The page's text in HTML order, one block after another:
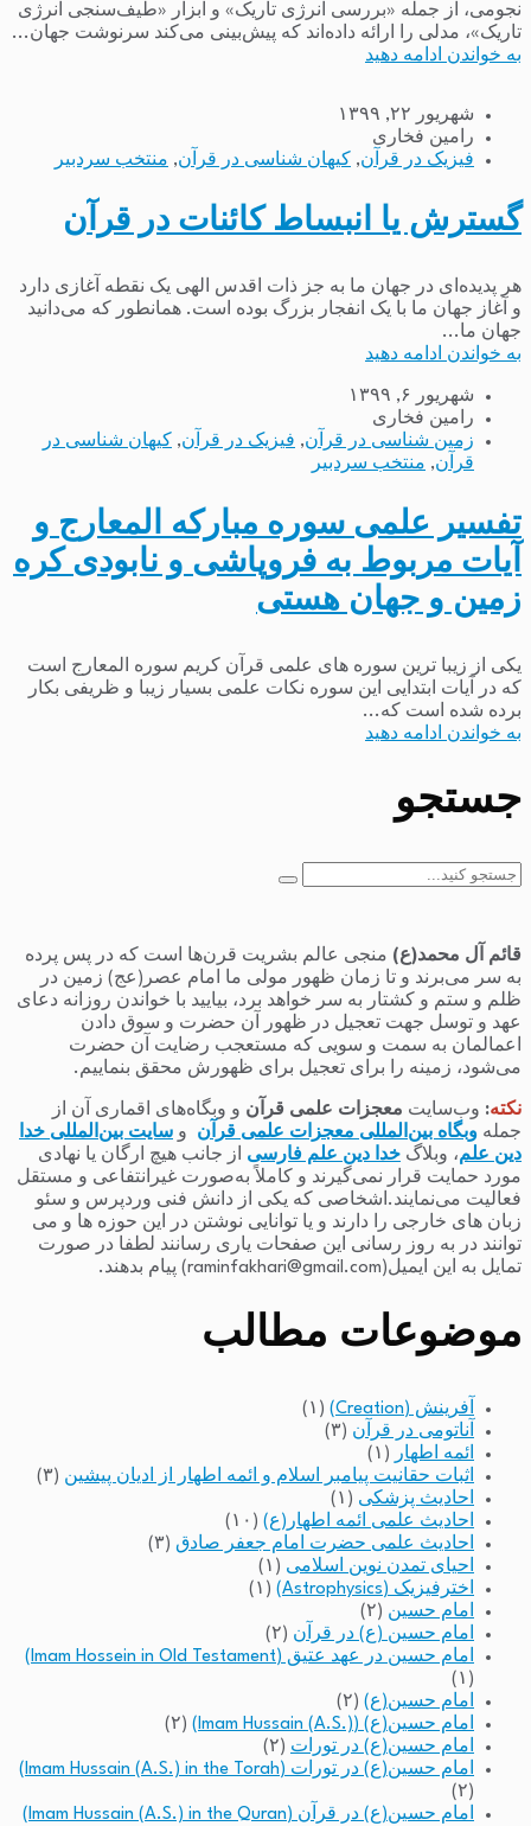
نجومی، از جمله «بررسی انرژی تاریک» و ابزار «طیف‌سنجی انرژی
تاریک»، مدلی را ارائه داده‌اند که پیش‌بینی می‌کند سرنوشت جهان...
به خواندن ادامه دهید
شهریور ۲۲, ۱۳۹۹
رامین فخاری
فیزیک در قرآن, کیهان شناسی در قرآن, منتخب سردبیر
گسترش یا انبساط کائنات در قرآن
هر پدیده‌ای در جهان ما به جز ذات اقدس الهی یک نقطه آغازی دارد
و آغاز جهان ما با یک انفجار بزرگ بوده است. همانطور که می‌دانید
جهان ما...
به خواندن ادامه دهید
شهریور ۶, ۱۳۹۹
رامین فخاری
زمین شناسی در قرآن, فیزیک در قرآن, کیهان شناسی در
قرآن, منتخب سردبیر
تفسیر علمی سوره مبارکه المعارج و
آیات مربوط به فروپاشی و نابودی کره
زمین و جهان هستی
یکی از زیبا ترین سوره های علمی قرآن کریم سوره المعارج است
که در آیات ابتدایی این سوره نکات علمی بسیار زیبا و ظریفی بکار
برده شده است که...
به خواندن ادامه دهید
جستجو
جستجو
قائم آل محمد(ع) منجی عالم بشریت قرن‌ها است که در پس پرده
به سر می‌برند و تا زمان ظهور مولی ما امام عصر(عج) زمین در
ظلم و ستم و کشتار به سر خواهد برد، بیایید با خواندن روزانه دعای
عهد و توسل جهت تعجیل در ظهور آن حضرت و سوق دادن
اعمالمان به سمت و سویی که مستعجب رضایت آن حضرت
می‌شود، زمینه را برای تعجیل برای ظهورش محقق بنماییم.
نکته: وب‌سایت معجزات علمی قرآن و وبگاه‌های اقماری آن از
جمله وبگاه بین‌المللی معجزات علمی قرآن و سایت بین‌المللی خدا
دین علم، وبلاگ خدا دین علم فارسی از جانب هیچ ارگان یا نهادی
مورد حمایت قرار نمی‌گیرند و کاملاً به‌صورت غیرانتفاعی و مستقل
فعالیت می‌نمایند.اشخاصی که یکی از دانش فنی وردپرس و سئو
زبان های خارجی را دارند و یا توانایی نوشتن در این حوزه ها و می
توانند در به روز رسانی این صفحات یاری رسانند لطفا در صورت
تمایل به این ایمیل(raminfakhari@gmail.com) پیام بدهند.
موضوعات مطالب
آفرینش (Creation)
(۱)
آناتومی در قرآن (۳)
ائمه اطهار
(۱)
اثبات حقانیت پیامبر اسلام و ائمه اطهار از ادیان پیشین (۳)
احادیث پزشکی (۱)
احادیث علمی ائمه اطهار(ع) (۱۰)
احادیث علمی حضرت امام جعفر صادق (۳)
احیای تمدن نوین اسلامی (۱)
اخترفیزیک (Astrophysics)
(۱)
امام حسین (۲)
امام حسین (ع) در قرآن (۲)
امام حسین در عهد عتیق (Imam Hossein in Old Testament)
(۱)
امام حسین(ع) (۲)
امام حسین(ع) (Imam Hussain (A.S.))
(۲)
امام حسین(ع) در تورات (۲)
امام حسین(ع) در تورات (Imam Hussain (A.S.) in the Torah)
(۲)
امام حسین(ع) در قرآن (Imam Hussain (A.S.) in the Quran)